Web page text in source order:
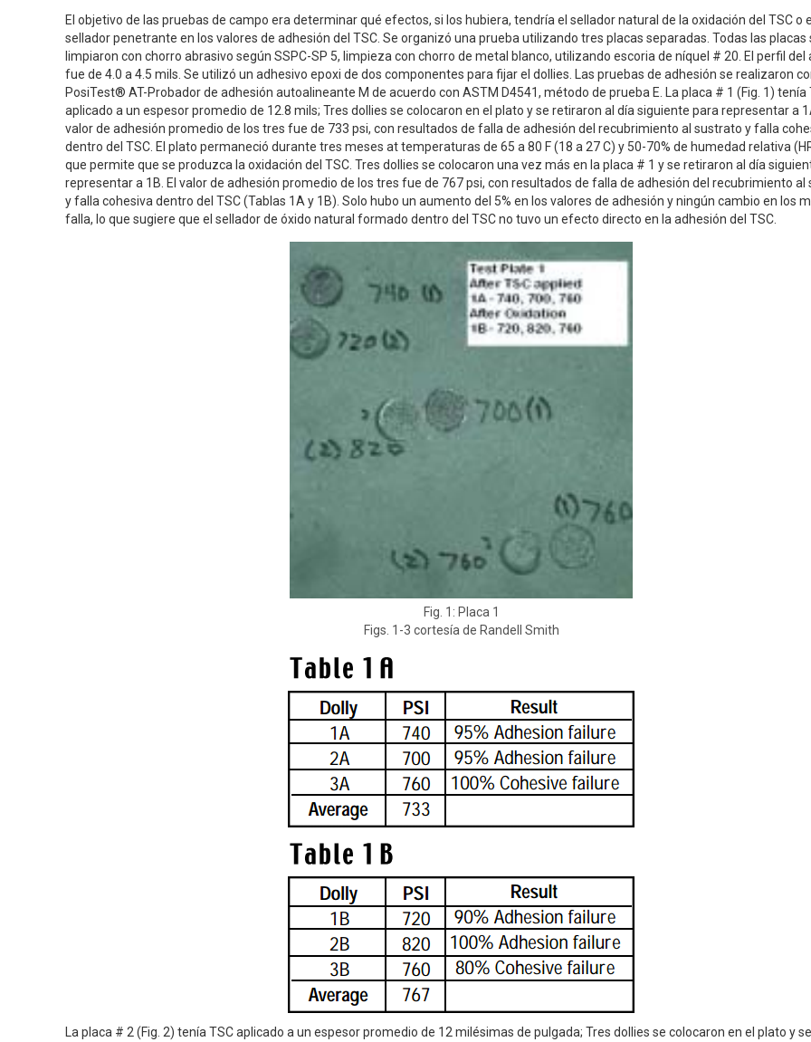
El objetivo de las pruebas de campo era determinar qué efectos, si los hubiera, tendría el sellador natural de la oxidación del TSC o el
sellador penetrante en los valores de adhesión del TSC. Se organizó una prueba utilizando tres placas separadas. Todas las placas
limpiaron con chorro abrasivo según SSPC-SP 5, limpieza con chorro de metal blanco, utilizando escoria de níquel # 20. El perfil del
fue de 4.0 a 4.5 mils. Se utilizó un adhesivo epoxi de dos componentes para fijar el dollies. Las pruebas de adhesión se realizaron
PosiTest® AT-Probador de adhesión autoalineante M de acuerdo con ASTM D4541, método de prueba E. La placa # 1 (Fig. 1) tenía
aplicado a un espesor promedio de 12.8 mils; Tres dollies se colocaron en el plato y se retiraron al día siguiente para representar a
valor de adhesión promedio de los tres fue de 733 psi, con resultados de falla de adhesión del recubrimiento al sustrato y falla
dentro del TSC. El plato permaneció durante tres meses at temperaturas de 65 a 80 F (18 a 27 C) y 50-70% de humedad relativa
que permite que se produzca la oxidación del TSC. Tres dollies se colocaron una vez más en la placa # 1 y se retiraron al día
representar a 1B. El valor de adhesión promedio de los tres fue de 767 psi, con resultados de falla de adhesión del recubrimiento al
y falla cohesiva dentro del TSC (Tablas 1A y 1B). Solo hubo un aumento del 5% en los valores de adhesión y ningún cambio en los
falla, lo que sugiere que el sellador de óxido natural formado dentro del TSC no tuvo un efecto directo en la adhesión del TSC.
Fig. 1: Placa 1
Figs. 1-3 cortesía de Randell Smith
La placa # 2 (Fig. 2) tenía TSC aplicado a un espesor promedio de 12 milésimas de pulgada; Tres dollies se colocaron en el plato y se